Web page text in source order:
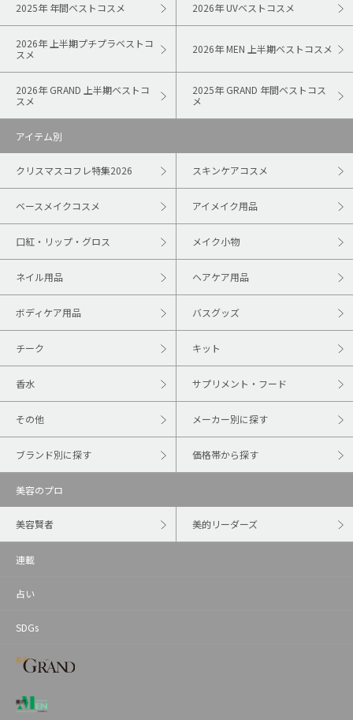
2025年 年間ベストコスメ 2026年 UVベストコスメ
2026年 上半期プチプラベストコ
スメ
2026年 MEN 上半期ベストコスメ
2026年 GRAND 上半期ベストコ
スメ
2025年 GRAND 年間ベストコス
メ
アイテム別
クリスマスコフレ特集2026 スキンケアコスメ
ベースメイクコスメ アイメイク用品
口紅・リップ・グロス メイク小物
ネイル用品 ヘアケア用品
ボディケア用品 バスグッズ
チーク キット
香水 サプリメント・フード
その他 メーカー別に探す
ブランド別に探す 価格帯から探す
美容のプロ
美容賢者 美的リーダーズ
連載
占い
SDGs